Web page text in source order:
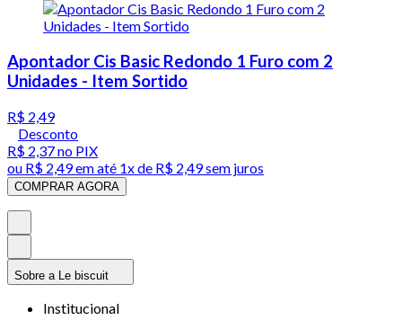
Apontador Cis Basic Redondo 1 Furo com 2
Unidades - Item Sortido
R$ 2,49
Desconto
R$ 2,37no PIX
ou R$ 2,49em até 1x de R$ 2,49sem juros
COMPRAR AGORA
Sobre a Le biscuit
Institucional